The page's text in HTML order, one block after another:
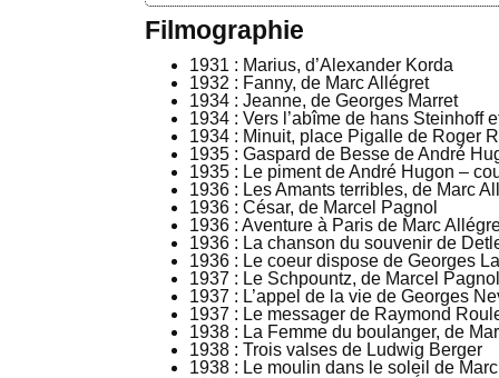
Filmographie
1931 : Marius, d’Alexander Korda
1932 : Fanny, de Marc Allégret
1934 : Jeanne, de Georges Marret
1934 : Vers l’abîme de hans Steinhoff
1934 : Minuit, place Pigalle de Roger
1935 : Gaspard de Besse de André
1935 : Le piment de André Hugon –
1936 : Les Amants terribles, de Marc
1936 : César, de Marcel Pagnol
1936 : Aventure à Paris de Marc
1936 : La chanson du souvenir de
1936 : Le coeur dispose de Georges
1937 : Le Schpountz, de Marcel Pagnol
1937 : L’appel de la vie de Georges
1937 : Le messager de Raymond
1938 : La Femme du boulanger, de
1938 : Trois valses de Ludwig Berger
1938 : Le moulin dans le soleil de